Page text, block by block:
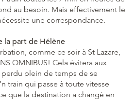
au besoin. Mais effectivement le
une correspondance.
la part de Hélène
comme ce soir à St Lazare,
OMNIBUS! Cela évitera aux
plein de temps de se
train qui passe à toute vitesse
que la destination a changé en